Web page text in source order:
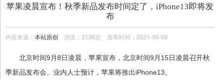
苹果凌晨宣布！秋季新品发布时间定了，iPhone13即将发
布
内容来源： 本站原创 浏览：2136次 发布时间：2021-09-08
北京时间9月8日凌晨，苹果宣布，北京时间9月15日凌晨召开秋
季新品发布会。业内人士预计，苹果将推出iPhone13。